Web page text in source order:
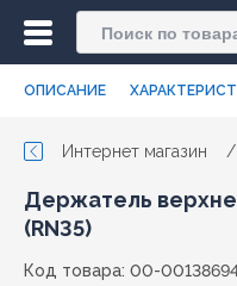
ОПИСАНИЕ
Интернет магазин /
Держатель
(RN35)
Код товара: 00-